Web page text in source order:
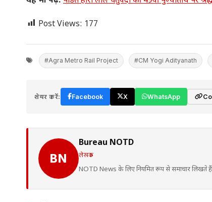
Post Views: 177
#Agra Metro Rail Project #CM Yogi Adityanath
शेयर करें: Facebook X WhatsApp
BN
Bureau NOTD
लेखक
NOTD News के लिए नियमित रूप से समाचार लिखते